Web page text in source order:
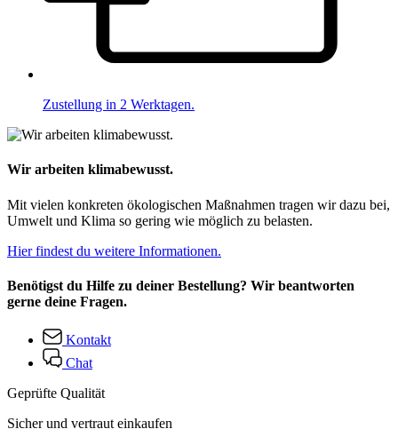
Zustellung in 2 Werktagen.
Wir arbeiten klimabewusst.
Mit vielen konkreten ökologischen Maßnahmen tragen wir dazu bei,
Umwelt und Klima so gering wie möglich zu belasten.
Hier findest du weitere Informationen.
Benötigst du Hilfe zu deiner Bestellung? Wir beantworten
gerne deine Fragen.
Kontakt
Chat
Geprüfte Qualität
Sicher und vertraut einkaufen